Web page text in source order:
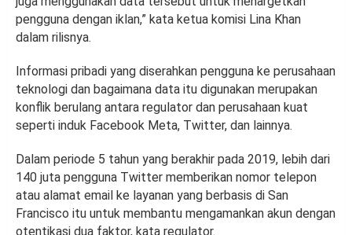
pengguna dengan iklan,” kata ketua komisi Lina Khan
dalam rilisnya.
Informasi pribadi yang diserahkan pengguna ke perusahaan
teknologi dan bagaimana data itu digunakan merupakan
konflik berulang antara regulator dan perusahaan kuat
seperti induk Facebook Meta, Twitter, dan lainnya.
Dalam periode 5 tahun yang berakhir pada 2019, lebih dari
140 juta pengguna Twitter memberikan nomor telepon
atau alamat email ke layanan yang berbasis di San
Francisco itu untuk membantu mengamankan akun dengan
otentikasi dua faktor, kata regulator.